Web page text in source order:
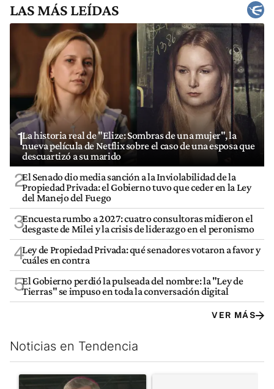
LAS MÁS LEÍDAS
1La historia real de "Elize: Sombras de una mujer", la
nueva película de Netflix sobre el caso de una esposa que
descuartizó a su marido
2El Senado dio media sanción a la Inviolabilidad de la
Propiedad Privada: el Gobierno tuvo que ceder en la Ley
del Manejo del Fuego
3Encuesta rumbo a 2027: cuatro consultoras midieron el
desgaste de Milei y la crisis de liderazgo en el peronismo
4Ley de Propiedad Privada: qué senadores votaron a favor y
cuáles en contra
5El Gobierno perdió la pulseada del nombre: la "Ley de
Tierras" se impuso en toda la conversación digital
VER MÁS
Noticias en Tendencia
Este listado muestra los artículos con más comentarios en los
Un artículo de tendencia con el título "García Cuerva